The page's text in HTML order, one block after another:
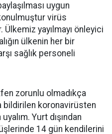
uygun
virüs
Ülkemiz yayılmayı önleyici
ülkenin her bir
sağlık personeli
zorunlu olmadıkça
bildirilen koronavirüsten
Yurt dışından
14 gün kendilerini